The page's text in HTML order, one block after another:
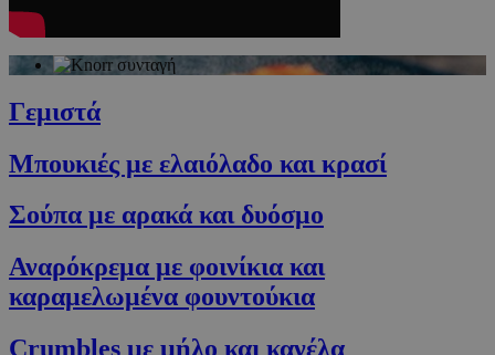
Γεμιστά
Μπουκιές με ελαιόλαδο και κρασί
Σούπα με αρακά και δυόσμο
Αναρόκρεμα με φοινίκια και
καραμελωμένα φουντούκια
Crumbles με μήλο και κανέλα